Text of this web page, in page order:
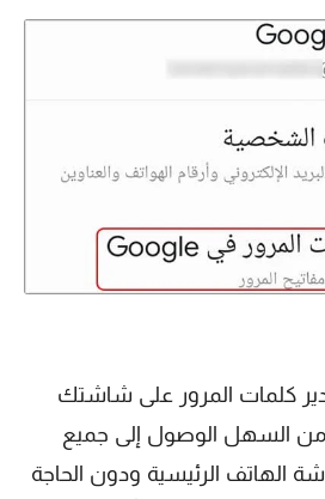
كلمات المرور على شاشتك
من السهل الوصول إلى جميع
الهاتف الرئيسية ودون الحاجة